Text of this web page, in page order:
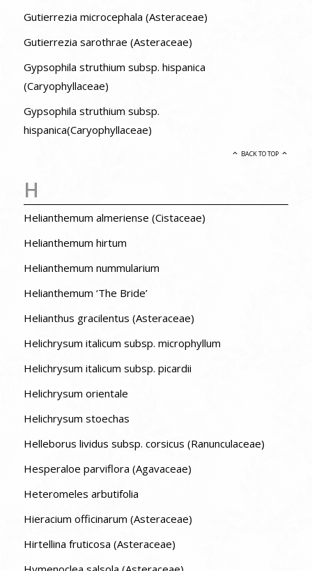
Gutierrezia microcephala (Asteraceae)
Gutierrezia sarothrae (Asteraceae)
Gypsophila struthium subsp. hispanica
(Caryophyllaceae)
Gypsophila struthium subsp.
hispanica(Caryophyllaceae)
BACK TO TOP
H
Helianthemum almeriense (Cistaceae)
Helianthemum hirtum
Helianthemum nummularium
Helianthemum ‘The Bride’
Helianthus gracilentus (Asteraceae)
Helichrysum italicum subsp. microphyllum
Helichrysum italicum subsp. picardii
Helichrysum orientale
Helichrysum stoechas
Helleborus lividus subsp. corsicus (Ranunculaceae)
Hesperaloe parviflora (Agavaceae)
Heteromeles arbutifolia
Hieracium officinarum (Asteraceae)
Hirtellina fruticosa (Asteraceae)